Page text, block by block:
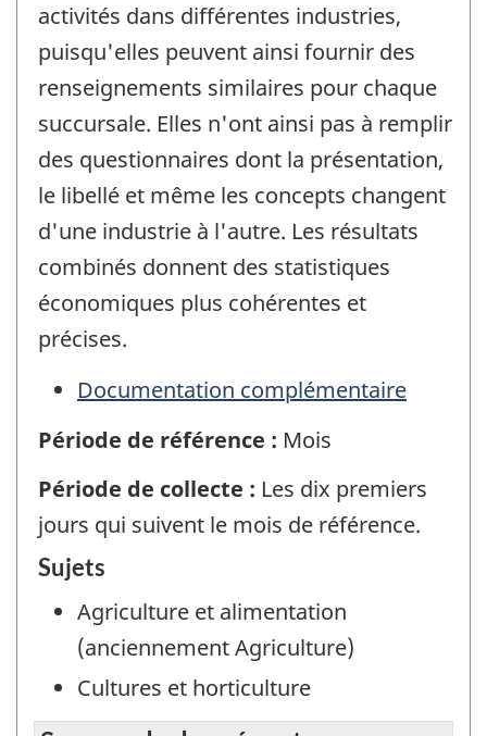
activités dans différentes industries,
puisqu'elles peuvent ainsi fournir des
renseignements similaires pour chaque
succursale. Elles n'ont ainsi pas à remplir
des questionnaires dont la présentation,
le libellé et même les concepts changent
d'une industrie à l'autre. Les résultats
combinés donnent des statistiques
économiques plus cohérentes et
précises.
Documentation complémentaire
Période de référence : Mois
Période de collecte : Les dix premiers
jours qui suivent le mois de référence.
Sujets
Agriculture et alimentation
(anciennement Agriculture)
Cultures et horticulture